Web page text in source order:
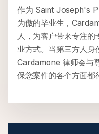
作为 Saint Joseph's
为傲的毕业生，
人，为客户带来专注
业方式。当第三方人身
Cardamone 律师会与
保您案件的各个方面都